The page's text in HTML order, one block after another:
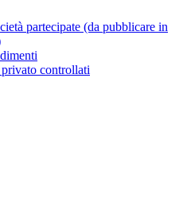
partecipate (da pubblicare in
controllati